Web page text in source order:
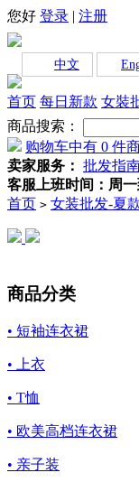
您好 登录 | 注册
中文
首页 每日新款 女裝
商品搜索：
购物车中有 0 件
卖家服务： 批发指
客服上班时间：周
首页 > 女装批发-夏
商品分类
• 短袖连衣裙
• 上衣
• T恤
• 欧美高档连衣裙
• 亲子装